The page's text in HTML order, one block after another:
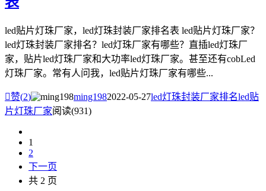
led贴片灯珠厂家，led灯珠封装厂家排名表 led贴片灯珠厂家？
led灯珠封装厂家排名？led灯珠厂家有哪些？直插led灯珠厂
家，贴片led灯珠厂家和大功率led灯珠厂家。甚至还有cobLed
灯珠厂家。常有人问我，led贴片灯珠厂家有哪些...
赞(2) ming1982022-05-27led灯珠封装厂家排名led贴
片灯珠厂家阅读(931)
1
2
下一页
共 2 页